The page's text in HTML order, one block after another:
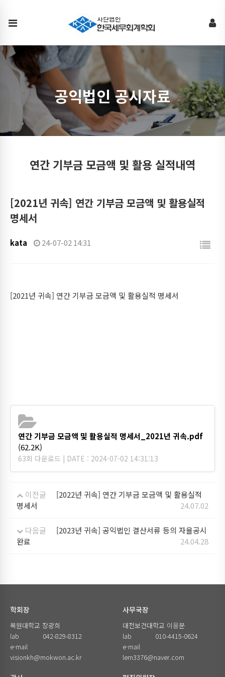
간
부
및
공익법인 공시자료
연간 기부금 모금액 및 활용 실적내역
[2021년 귀속] 연간 기부금 모금액 및 활용실적
명세서
kata 24-07-02 14:31
[2021년 귀속] 연간 기부금 모금액 및 활용실적 명세서
연간 기부금 모금액 및 활용실적 명세서_2021년 귀속.pdf
(62.2K)
63회 다운로드 | DATE : 2024-07-02 14:31:13
이전글
[2022년 귀속] 연간 기부금 모금액 및 활용실적
명세서
24.07.02
다음글
[2023년 귀속] 공익법인 결산서류 등의 자율공시
완료
24.04.28
학회장
목원대학교 장광희
lab
042-829-8312
e-mail
visionkh@mokwon.ac.kr
사무국장
대전보건대학교 이응문
lab
010-4415-0624
e-mail
lem3376@naver.com